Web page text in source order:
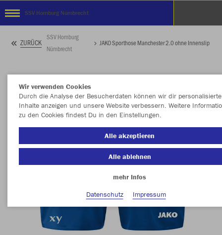
SSV Homburg Nümbrecht
ZURÜCK
SSV Homburg
Nümbrecht
JAKO Sporthose Manchester 2.0 ohne Innenslip
Wir verwenden Cookies
Durch die Analyse der Besucherdaten können wir dir personalisierte
Inhalte anzeigen und unsere Website verbessern. Weitere
zu den Cookies findest Du in den Einstellungen.
Alle akzeptieren
Alle ablehnen
mehr Infos
Datenschutz
Impressum